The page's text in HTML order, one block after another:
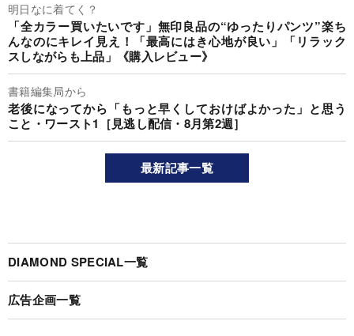
明日なに着てく？
「全カラー買いたいです」無印良品の“ゆったりパンツ”楽ち
んなのにキレイ見え！「最高にはき心地が良い」「リラック
スしながらも上品」《購入レビュー》
書籍編集局から
老後になってから「もっと早くしておけばよかった」と思う
こと・ワースト1［見逃し配信・8月第2週］
最新記事一覧
DIAMOND SPECIAL一覧
広告企画一覧